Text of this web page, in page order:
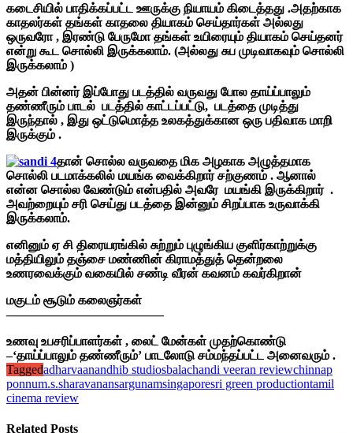
கடைசியில் பாதிக்கப்பட்ட ஊருக்கு நியாயம் கிடைத்தது .அதற்காக
காதலர்கள் தங்கள் காதலை தியாகம் செய்தார்கள் அல்லது
ஒருவரோ , இரண்டு பேருமோ தங்கள் உயிரையும் தியாகம் செய்தனர்
என்று கூட சொல்லி இருக்கலாம். (அல்லது சுப முடிவாகவும் சொல்லி
இருக்கலாம் )
அதன் பின்னர் இப்போது படத்தில் வருவது போல தாய்ப்பாலும்
தண்ணீரும் பாடல் படத்தில் காட்டப்பட்டு, படத்தை முடித்து
இருந்தால் , இது ஒட்டுமொத்த உலகத்துக்கான ஒரு பதிவாக மாறி
இருக்கும் .
தான் சொல்ல வருவதை மிக அழகாக அழுத்தமாக
சொல்லி படமாக்கலில் மயங்க வைக்கிறார் சற்குணம் . ஆனால்
என்ன சொல்ல வேண்டும் என்பதில் அவரே மயங்கி இருக்கிறார் .
அவற்றையும் சரி செய்து படத்தை இன்னும் சிறப்பாக உருவாக்கி
இருக்கலாம்.
எனினும் ஏ சி திரையரங்கில் சுற்றும் புழுங்கிய குளிர்காற்றுக்கு
மத்தியிலும் தஞ்சை மண்ணின் கிராமத்துத் தென்றலை
உணரவைக்கும் வகையில் சண்டி வீரன் கவனம் கவர்கிறான்
மகுடம் சூடும் கலைஞர்கள்
————————————–
உணவு உபசரிப்பாளர்கள் , லைட் மேன்கள் முதற்கொண்டு
–‘தாய்ப்பாலும் தண்ணீரும்’ பாடலோடு சம்மந்தப்பட்ட அனைவரும் .
Taggedadharvaanandhib studiosbalachandi veeran reviewchinnap
ponnum.s.sharavanansargunamsingaporesri green productiontamil
cinema review
Related Posts